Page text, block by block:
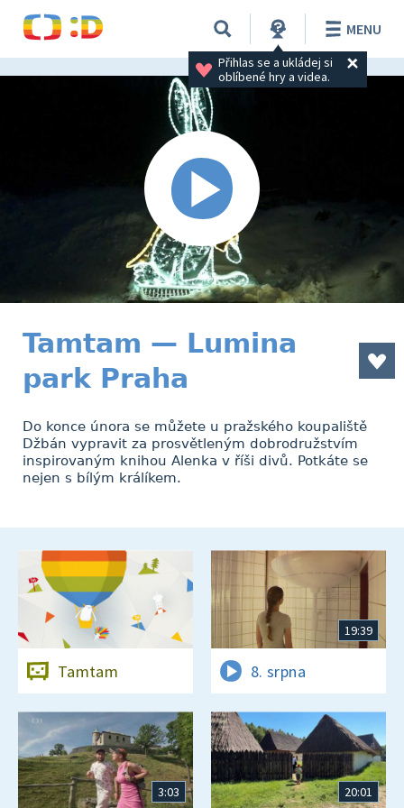
Přihlas se a ukládej si
oblíbené hry a videa.
MENU
Tamtam — Lumina
park Praha
Do konce února se můžete u pražského koupaliště
Džbán vypravit za prosvětleným dobrodružstvím
inspirovaným knihou Alenka v říši divů. Potkáte se
nejen s bílým králíkem.
Tamtam
19:39
8. srpna
3:03 20:01